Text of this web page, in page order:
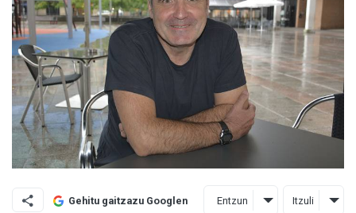
Gehitu gaitzazu Googlen Entzun Itzuli